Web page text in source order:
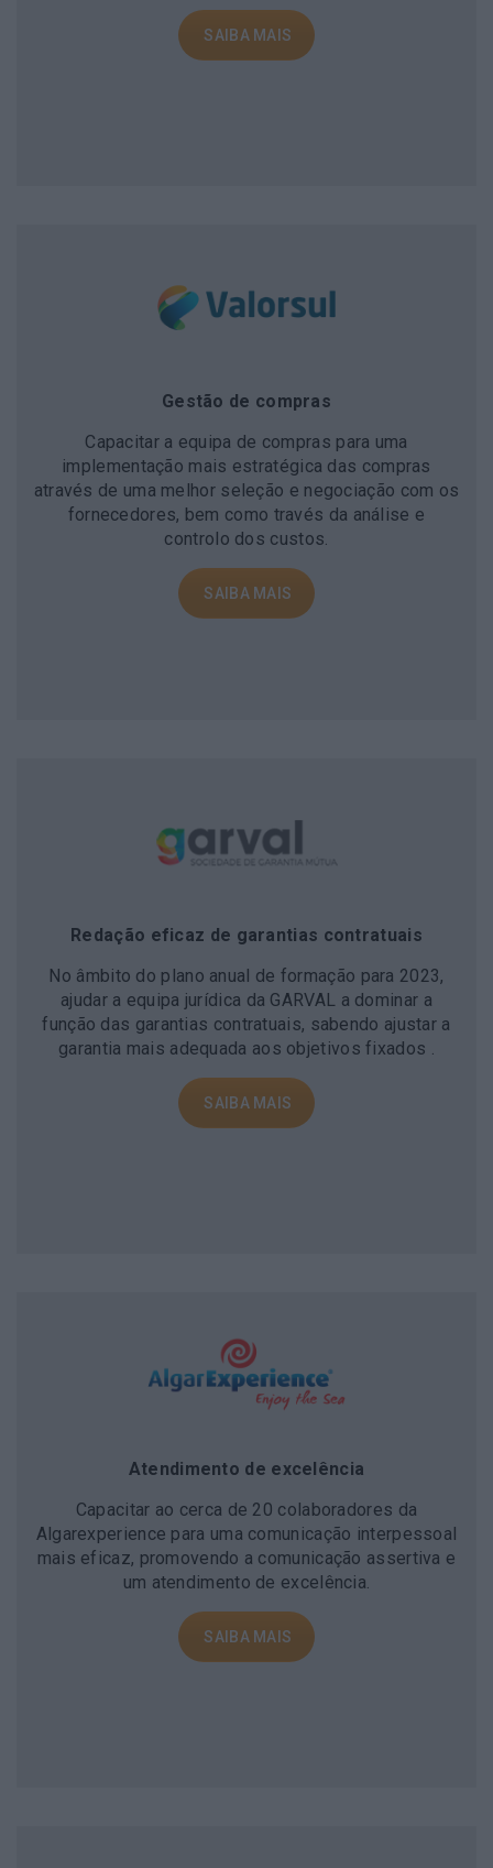
Gestão de compras
Capacitar a equipa de compras para uma
implementação mais estratégica das compras
através de uma melhor seleção e negociação com os
fornecedores, bem como través da análise e
controlo dos custos.
Redação eficaz de garantias contratuais
No âmbito do plano anual de formação para 2023,
ajudar a equipa jurídica da GARVAL a dominar a
função das garantias contratuais, sabendo ajustar a
garantia mais adequada aos objetivos fixados .
Atendimento de excelência
Capacitar ao cerca de 20 colaboradores da
Algarexperience para uma comunicação interpessoal
mais eficaz, promovendo a comunicação assertiva e
um atendimento de excelência.